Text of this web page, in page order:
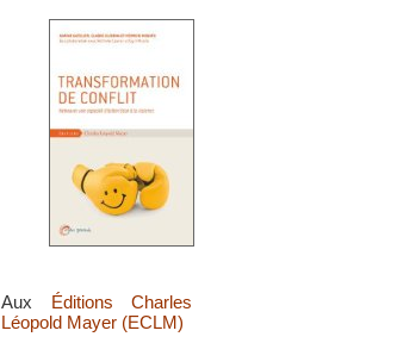
Aux Éditions Charles
Léopold Mayer (ECLM)